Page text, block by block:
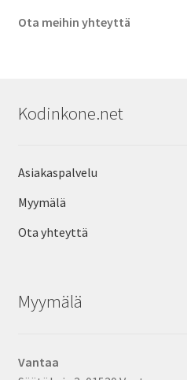
Ota meihin yhteyttä
Kodinkone.net
Asiakaspalvelu
Myymälä
Ota yhteyttä
Myymälä
Vantaa